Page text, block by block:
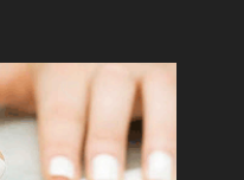
SEPARACIÓN,
de Relaciones